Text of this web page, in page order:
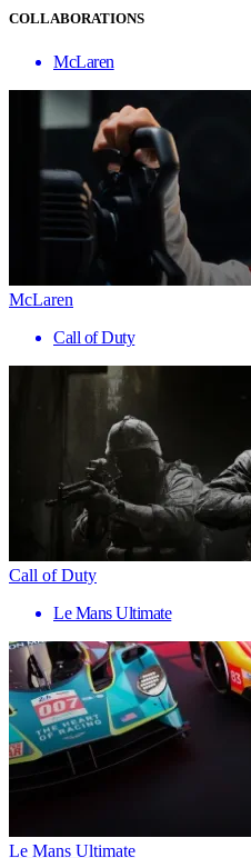
COLLABORATIONS
McLaren
McLaren
Call of Duty
Call of Duty
Le Mans Ultimate
Le Mans Ultimate